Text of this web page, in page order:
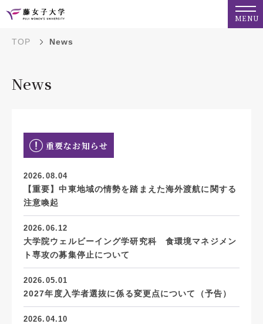
MENU
TOP News
News
重要なお知らせ
2026.08.04
【重要】中東地域の情勢を踏まえた海外渡航に関する
注意喚起
2026.06.12
大学院ウェルビーイング学研究科 食環境マネジメン
ト専攻の募集停止について
2026.05.01
2027年度入学者選抜に係る変更点について（予告）
2026.04.10